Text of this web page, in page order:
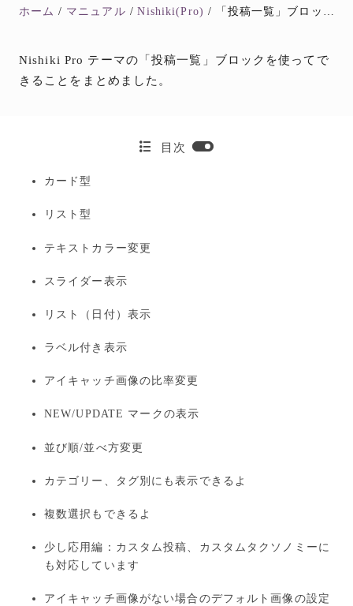
ホーム マニュアル Nishiki(Pro) 「投稿一覧」ブロック
Nishiki Pro テーマの「投稿一覧」ブロックを使ってで
きることをまとめました。
目次
カード型
リスト型
テキストカラー変更
スライダー表示
リスト（日付）表示
ラベル付き表示
アイキャッチ画像の比率変更
NEW/UPDATE マークの表示
並び順/並べ方変更
カテゴリー、タグ別にも表示できるよ
複数選択もできるよ
少し応用編：カスタム投稿、カスタムタクソノミーに
も対応しています
アイキャッチ画像がない場合のデフォルト画像の設定